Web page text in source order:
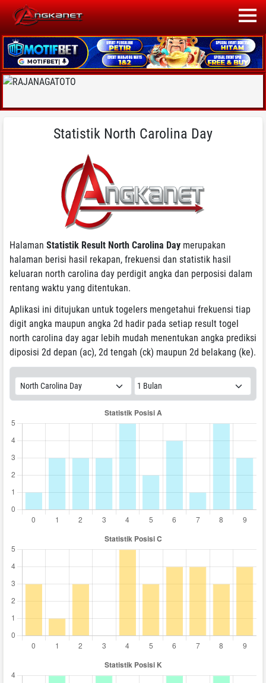
Statistik North Carolina Day
Halaman Statistik Result North Carolina Day merupakan
halaman berisi hasil rekapan, frekuensi dan statistik hasil
keluaran north carolina day perdigit angka dan perposisi dalam
rentang waktu yang ditentukan.
Aplikasi ini ditujukan untuk togelers mengetahui frekuensi tiap
digit angka maupun angka 2d hadir pada setiap result togel
north carolina day agar lebih mudah menentukan angka prediksi
diposisi 2d depan (ac), 2d tengah (ck) maupun 2d belakang (ke).